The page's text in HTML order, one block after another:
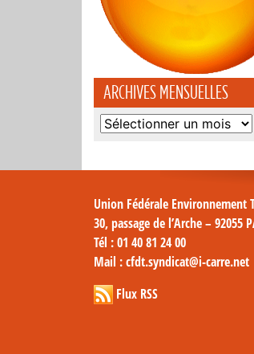
ARCHIVES MENSUELLES
Archives
Union Fédérale
30, passage de l’Arche – 92055
Tél : 01 40 81 24 00
Mail : cfdt.syndicat@i-carre.net
Flux RSS